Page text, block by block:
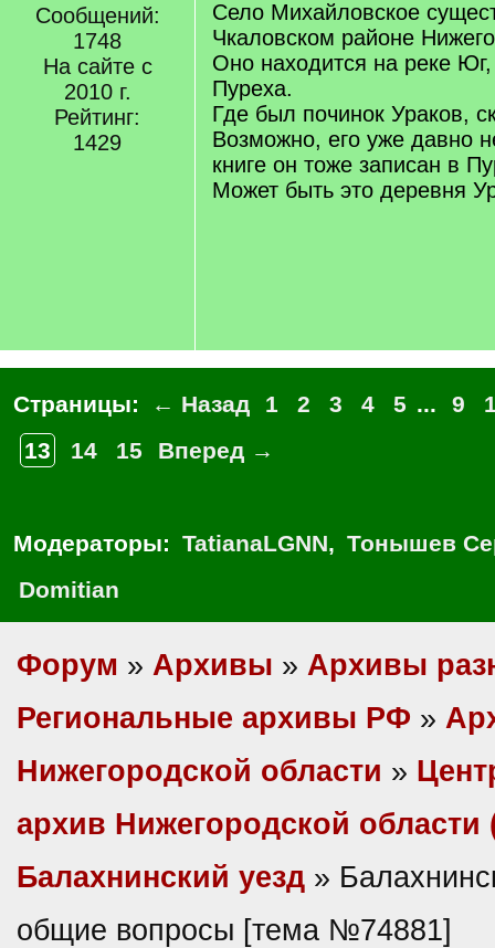
Сообщений:
1748
На сайте с
2010 г.
Рейтинг:
1429
Село Михайловское
Чкаловском районе
Оно находится на реке
Пуреха.
Где был починок Ураков,
Возможно, его уже давно
книге он тоже записан в
Может быть это деревня
Страницы: ← Назад 1 2 3 4 5 ... 9
13
14 15 Вперед →
Модераторы: TatianaLGNN, Тонышев
Domitian
Форум » Архивы » Архивы
Региональные архивы РФ »
Нижегородской области »
архив Нижегородской
Балахнинский уезд »
общие вопросы [тема №74881]